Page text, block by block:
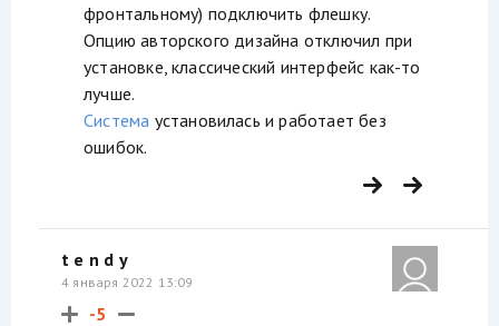
фронтальному) подключить флешку.
Опцию авторского дизайна отключил при
установке, классический интерфейс как-то
лучше.
Система установилась и работает без
ошибок.
t e n d y
4 января 2022 13:09
-5